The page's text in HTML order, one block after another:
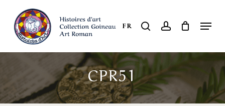
main
content
FR search account Menu
CPR51
Close